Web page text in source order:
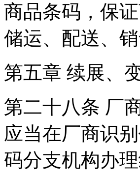
商品条码，保
储运、配送、
第五章 续展
第二十八条
应当在厂商识
码分支机构办